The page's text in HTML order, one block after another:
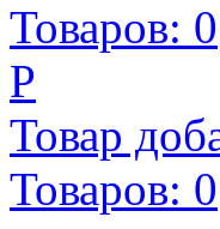
Товаров: 0
Р
Товар
Товаров: 0